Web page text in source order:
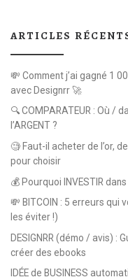
ARTICLES
💸 Comment j’ai gagné 1
avec Designrr 🚀
🔍 COMPARATEUR : Où /
l’ARGENT ?
🧐 Faut-il acheter de l’or,
pour choisir
💰 Pourquoi INVESTIR dans
💸 BITCOIN : 5 erreurs qui
les éviter !)
DESIGNRR (démo / avis) :
créer des ebooks
IDÉE de BUSINESS